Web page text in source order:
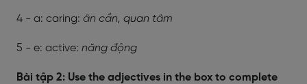
4 - a: caring: ân cần, quan tâm
5 - e: active: năng động
Bài tập 2: Use the adjectives in the box to complete